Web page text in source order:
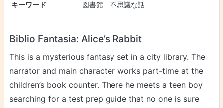
キーワード
図書館 不思議な話
Biblio Fantasia: Alice’s Rabbit
This is a mysterious fantasy set in a city library. The
narrator and main character works part-time at the
children’s book counter. There he meets a teen boy
searching for a test prep guide that no one is sure